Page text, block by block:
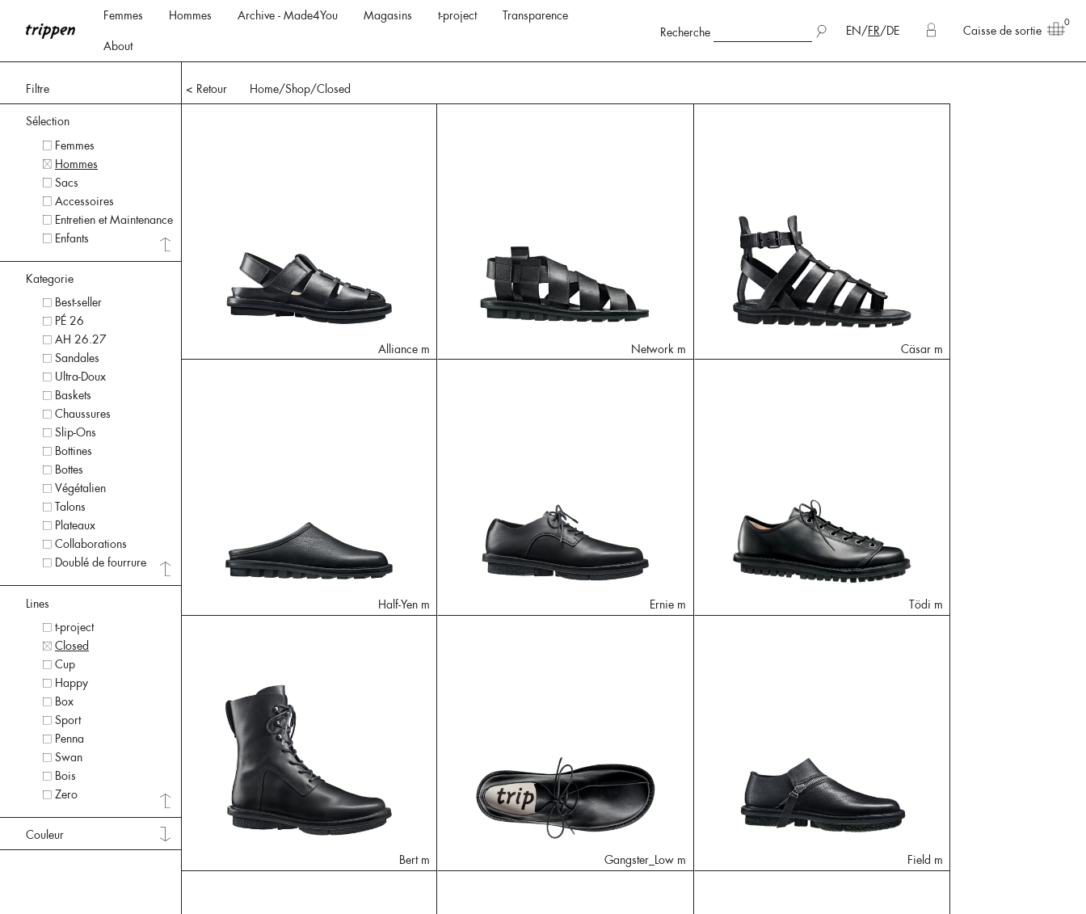
Femmes Hommes Archive - Made4You Magasins t-project Transparence
About
Recherche EN/FR/DE Caisse de sortie
0
Filtre
Sélection
Femmes
Hommes
Sacs
Accessoires
Entretien et Maintenance
Enfants
Kategorie
Best-seller
PÉ 26
AH 26.27
Sandales
Ultra-Doux
Baskets
Chaussures
Slip-Ons
Bottines
Bottes
Végétalien
Talons
Plateaux
Collaborations
Doublé de fourrure
Lines
t-project
Closed
Cup
Happy
Box
Sport
Penna
Swan
Bois
Zero
Couleur
< Retour Home/Shop/Closed
Alliance m Network m Cäsar m
Half-Yen m Ernie m Tödi m
Bert m Gangster_Low m Field m